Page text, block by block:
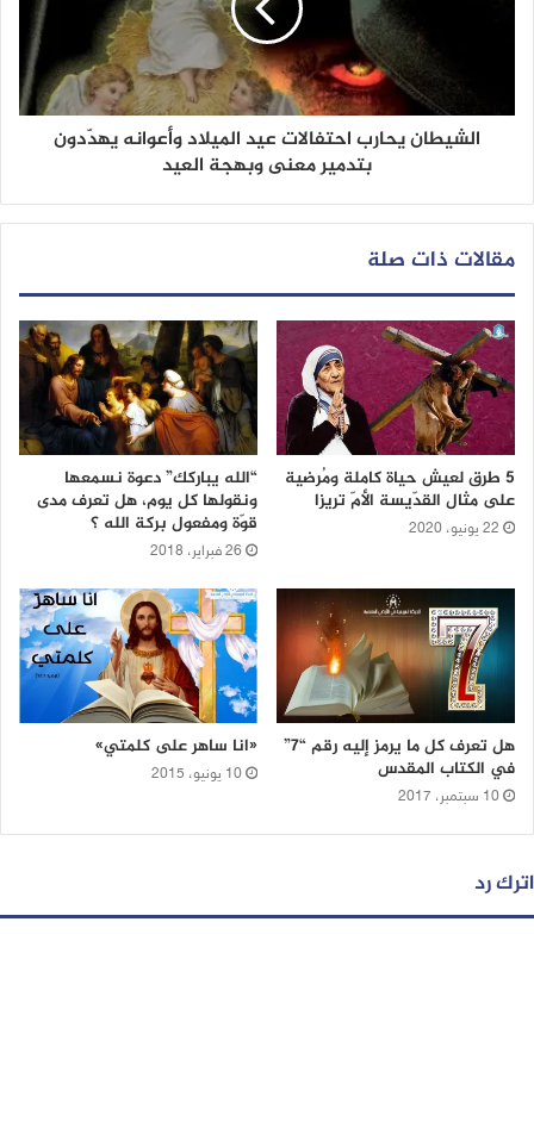
الشيطان يحارب احتفالات عيد الميلاد وأعوانه يهدّدون
بتدمير معنى وبهجة العيد
مقالات ذات صلة
5 طرق لعيش حياة كاملة ومُرضية
على مثال القدّيسة الأمّ تريزا
22 يونيو، 2020
“الله يباركك” دعوة نسمعها
ونقولها كل يوم، هل تعرف مدى
قوّة ومفعول بركة الله ؟
26 فبراير، 2018
هل تعرف كل ما يرمز إليه رقم “7”
في الكتاب المقدس
10 سبتمبر، 2017
«انا ساهر على كلمتي»
10 يونيو، 2015
اترك رد